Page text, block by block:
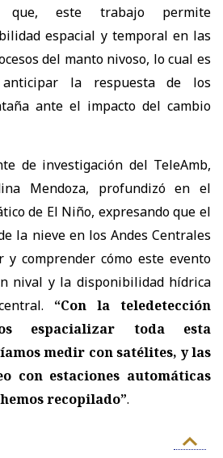
que, este trabajo permite
espacial y temporal en las
del manto nivoso, lo cual es
la respuesta de los
ante el impacto del cambio
de investigación del TeleAmb,
Mendoza, profundizó en el
de El Niño, expresando que el
la nieve en los Andes Centrales
y comprender cómo este evento
nival y la disponibilidad hídrica
“Con la teledetección
espacializar toda esta
medir con satélites, y las
con estaciones automáticas
recopilado”.